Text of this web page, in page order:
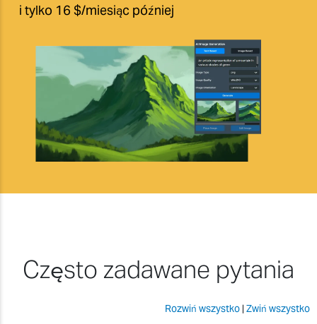
i tylko 16 $/miesiąc później
Często zadawane pytania
Rozwiń wszystko | Zwiń wszystko